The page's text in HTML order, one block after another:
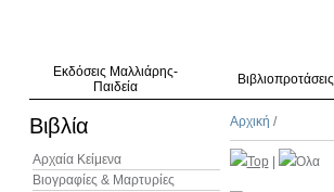
Εκδόσεις Μαλλιάρης-
Παιδεία
Βιβλιοπροτάσεις
Βιβλία
Αρχαία Κείμενα
Βιογραφίες & Μαρτυρίες
Αρχική /
Top Όλα